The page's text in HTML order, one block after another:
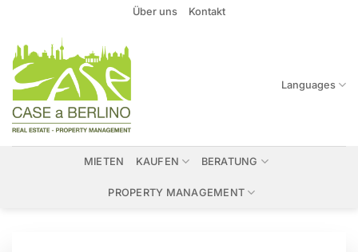
springen
Über uns Kontakt
Languages
MIETEN KAUFEN BERATUNG
PROPERTY MANAGEMENT